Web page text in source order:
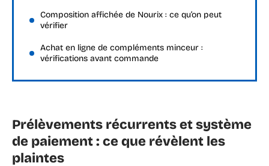
Composition affichée de Nourix : ce qu’on peut
vérifier
Achat en ligne de compléments minceur :
vérifications avant commande
Prélèvements récurrents et système
de paiement : ce que révèlent les
plaintes